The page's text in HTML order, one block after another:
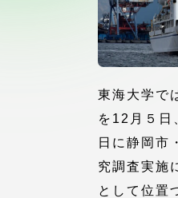
東海大学で
を12月５日
日に静岡市
究調査実施
として位置
グローバルネットワ
海外派遣留学プログ
TOKAI Outbound